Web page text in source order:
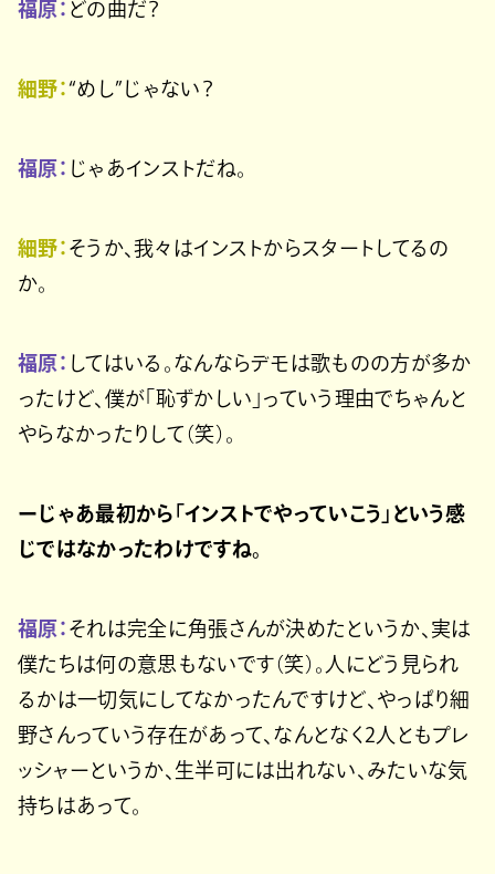
福原： どの曲だ？
細野：“めし”じゃない？
福原： じゃあインストだね。
細野： そうか、我々はインストからスタートしてるの
か。
福原： してはいる。なんならデモは歌ものの方が多か
ったけど、僕が「恥ずかしい」っていう理由でちゃんと
やらなかったりして（笑）。
ーじゃあ最初から「インストでやっていこう」という感
じではなかったわけですね。
福原： それは完全に角張さんが決めたというか、実は
僕たちは何の意思もないです（笑）。人にどう見られ
るかは一切気にしてなかったんですけど、やっぱり細
野さんっていう存在があって、なんとなく2人ともプレ
ッシャーというか、生半可には出れない、みたいな気
持ちはあって。